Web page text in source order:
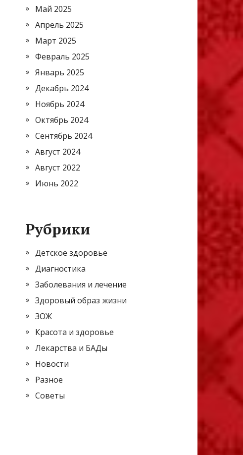
Май 2025
Апрель 2025
Март 2025
Февраль 2025
Январь 2025
Декабрь 2024
Ноябрь 2024
Октябрь 2024
Сентябрь 2024
Август 2024
Август 2022
Июнь 2022
Рубрики
Детское здоровье
Диагностика
Заболевания и лечение
Здоровый образ жизни
ЗОЖ
Красота и здоровье
Лекарства и БАДы
Новости
Разное
Советы